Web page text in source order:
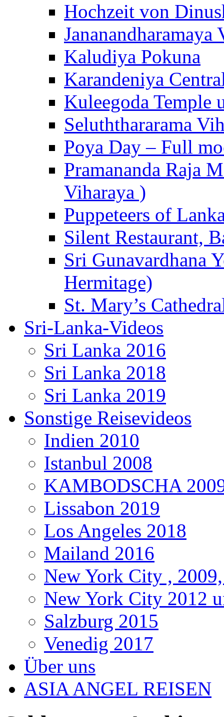
Hochzeit von
Jananandharamaya
Kaludiya Pokuna
Karandeniya
Kuleegoda Temple
Seluththararama
Poya Day – Full
Pramananda Raja
Viharaya )
Puppeteers of
Silent Restaurant,
Sri Gunavardhana
Hermitage)
St. Mary’s
Sri-Lanka-Videos
Sri Lanka 2016
Sri Lanka 2018
Sri Lanka 2019
Sonstige Reisevideos
Indien 2010
Istanbul 2008
KAMBODSCHA
Lissabon 2019
Los Angeles 2018
Mailand 2016
New York City ,
New York City 2012
Salzburg 2015
Venedig 2017
Über uns
ASIA ANGEL REISEN